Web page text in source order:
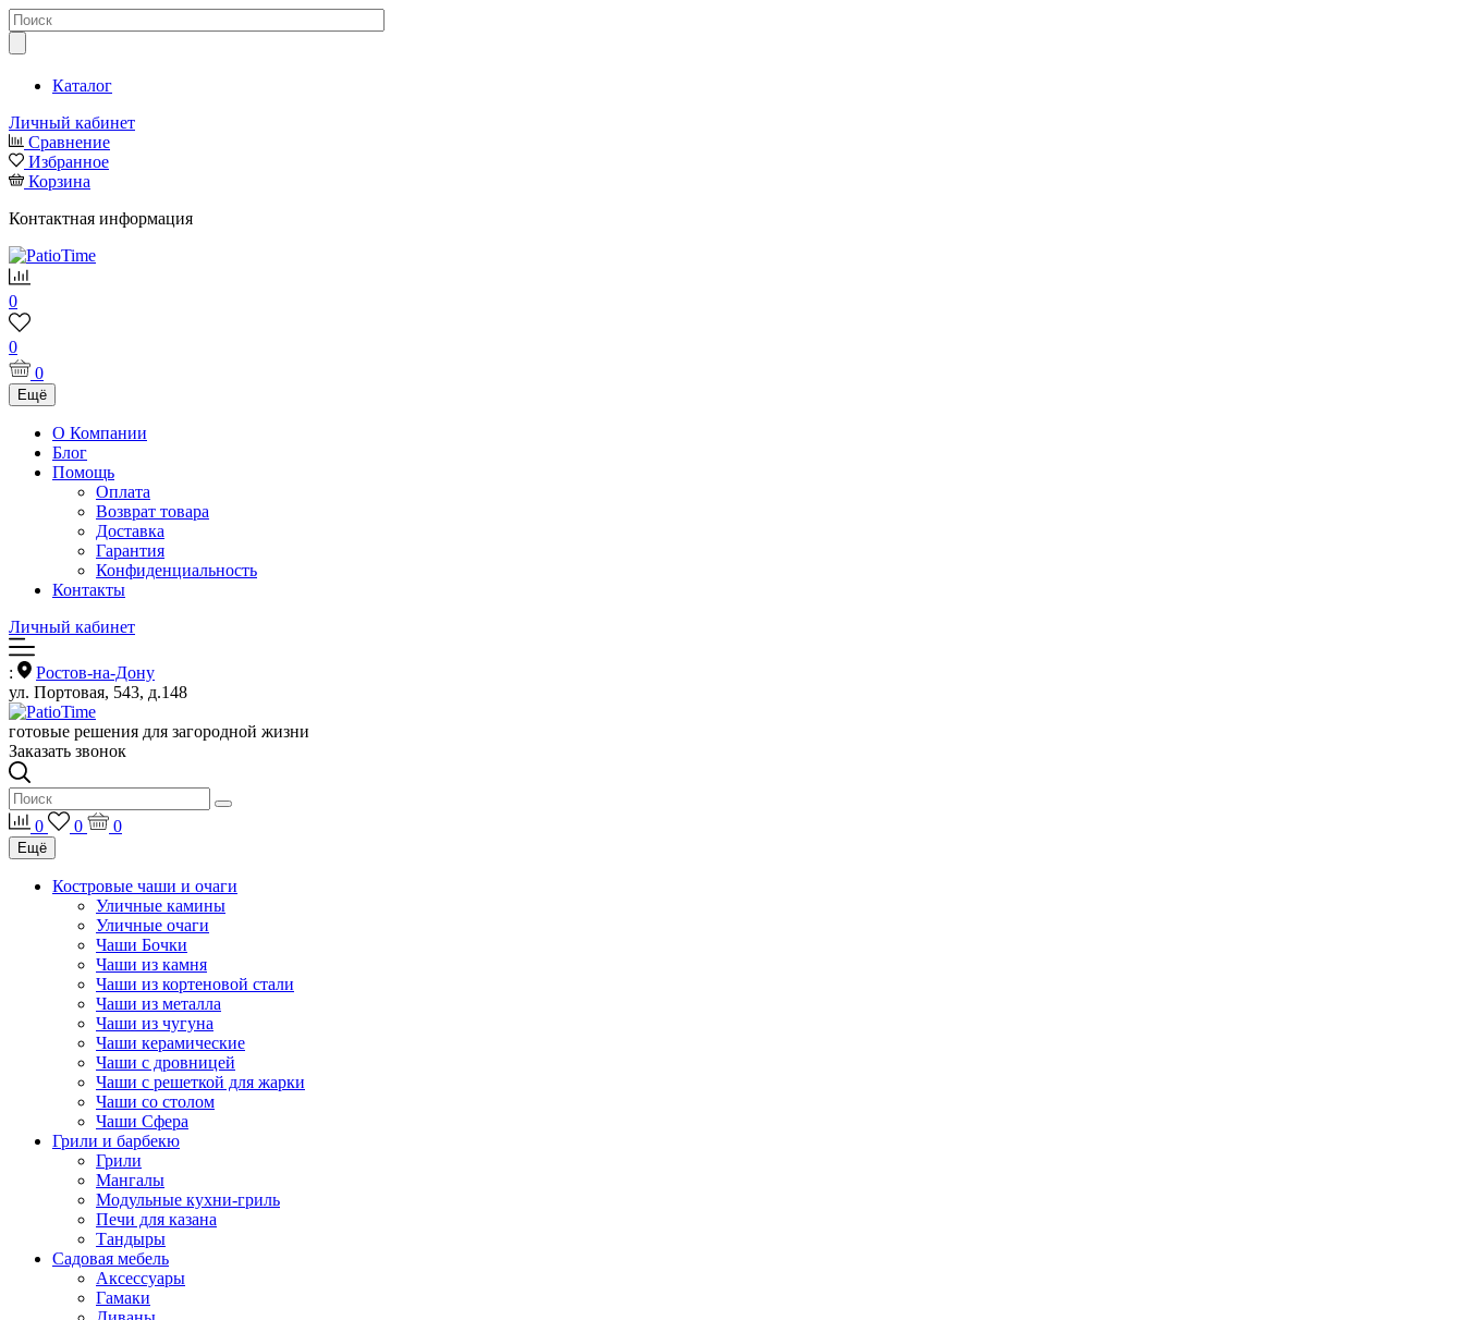
Каталог
Личный кабинет
Сравнение
Избранное
Корзина
Контактная информация
0
0
0
Ещё
О Компании
Блог
Помощь
Оплата
Возврат товара
Доставка
Гарантия
Конфиденциальность
Контакты
Личный кабинет
:
Ростов-на-Дону
ул. Портовая, 543, д.148
готовые решения для загородной жизни
Заказать звонок
0 0 0
Ещё
Костровые чаши и очаги
Уличные камины
Уличные очаги
Чаши Бочки
Чаши из камня
Чаши из кортеновой стали
Чаши из металла
Чаши из чугуна
Чаши керамические
Чаши с дровницей
Чаши с решеткой для жарки
Чаши со столом
Чаши Сфера
Грили и барбекю
Грили
Мангалы
Модульные кухни-гриль
Печи для казана
Тандыры
Садовая мебель
Аксессуары
Гамаки